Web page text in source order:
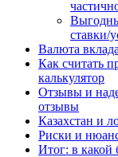
ставки/
Валюта
Как считать
калькулятор
Отзывы и
отзывы
Казахстан и
Риски и
Итог: в какой